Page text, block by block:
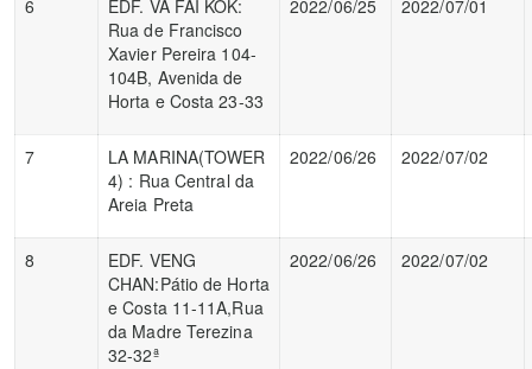
6
EDF. VA FAI KOK:
Rua de Francisco
Xavier Pereira 104-
104B, Avenida de
Horta e Costa 23-33
2022/06/25 2022/07/01
7
LA MARINA(TOWER
4) : Rua Central da
Areia Preta
2022/06/26 2022/07/02
8
EDF. VENG
CHAN:Pátio de Horta
e Costa 11-11A,Rua
da Madre Terezina
32-32ª
2022/06/26 2022/07/02